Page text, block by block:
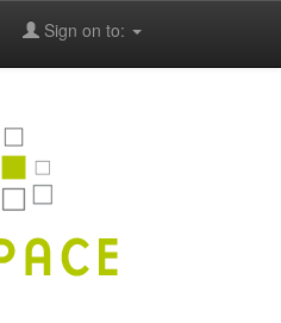
Sign on to: